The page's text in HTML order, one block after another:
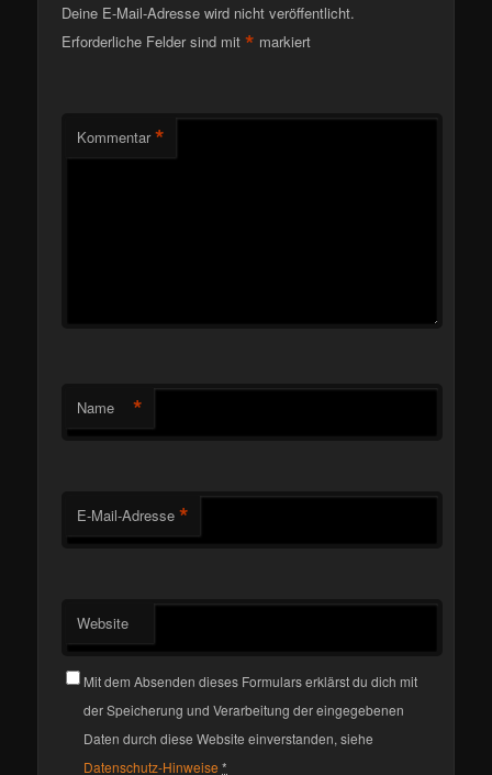
Deine E-Mail-Adresse wird nicht veröffentlicht.
Erforderliche Felder sind mit* markiert
Kommentar *
Name *
E-Mail-Adresse *
Website
Mit dem Absenden dieses Formulars erklärst du dich mit
der Speicherung und Verarbeitung der eingegebenen
Daten durch diese Website einverstanden, siehe
Datenschutz-Hinweise *